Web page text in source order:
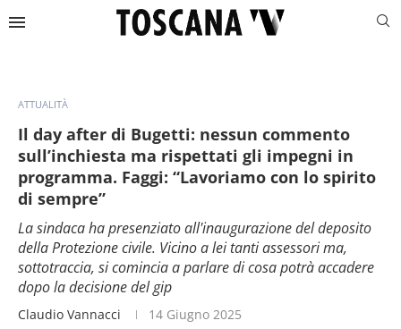
ATTUALITÀ
Il day after di Bugetti: nessun commento
sull’inchiesta ma rispettati gli impegni in
programma. Faggi: “Lavoriamo con lo spirito
di sempre”
La sindaca ha presenziato all'inaugurazione del deposito
della Protezione civile. Vicino a lei tanti assessori ma,
sottotraccia, si comincia a parlare di cosa potrà accadere
dopo la decisione del gip
Claudio Vannacci 14 Giugno 2025